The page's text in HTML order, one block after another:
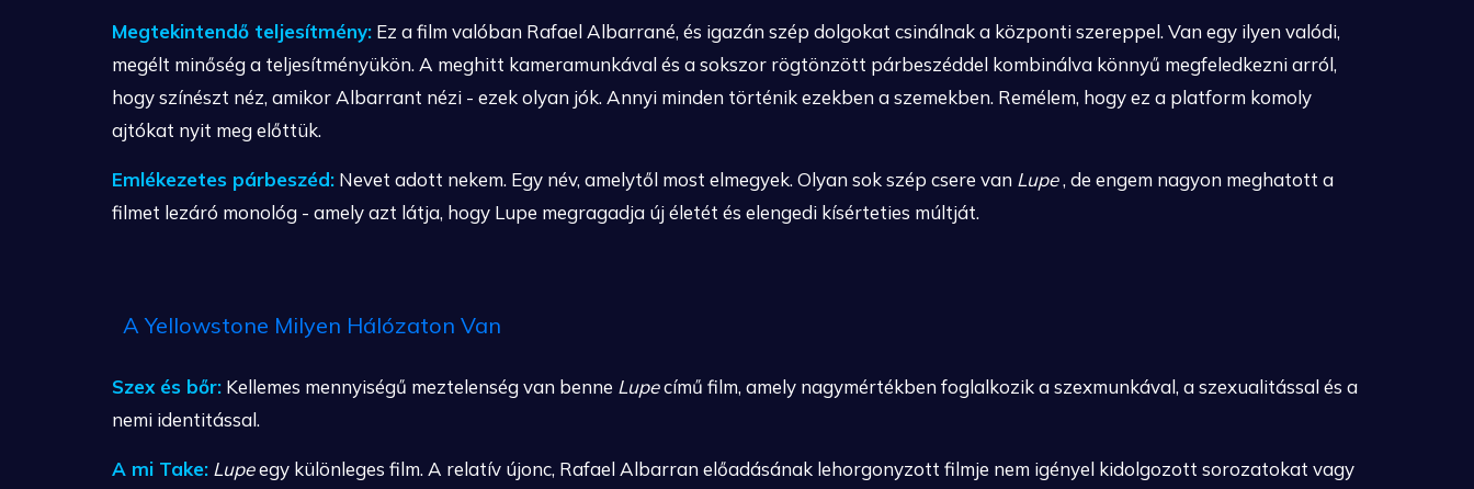
Megtekintendő teljesítmény: Ez a film valóban Rafael Albarrané, és igazán szép dolgokat csinálnak a központi szereppel. Van egy ilyen valódi,
megélt minőség a teljesítményükön. A meghitt kameramunkával és a sokszor rögtönzött párbeszéddel kombinálva könnyű megfeledkezni arról,
hogy színészt néz, amikor Albarrant nézi - ezek olyan jók. Annyi minden történik ezekben a szemekben. Remélem, hogy ez a platform komoly
ajtókat nyit meg előttük.
Emlékezetes párbeszéd: Nevet adott nekem. Egy név, amelytől most elmegyek. Olyan sok szép csere van Lupe, de engem nagyon meghatott a
filmet lezáró monológ - amely azt látja, hogy Lupe megragadja új életét és elengedi kísérteties múltját.
A Yellowstone Milyen Hálózaton Van
Szex és bőr: Kellemes mennyiségű meztelenség van benne Lupecímű film, amely nagymértékben foglalkozik a szexmunkával, a szexualitással és a
nemi identitással.
A mi Take: Lupeegy különleges film. A relatív újonc, Rafael Albarran előadásának lehorgonyzott filmje nem igényel kidolgozott sorozatokat vagy